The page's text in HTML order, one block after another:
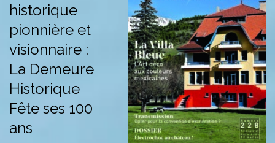
historique
pionnière et
visionnaire :
La Demeure
Historique
Fête ses 100
ans